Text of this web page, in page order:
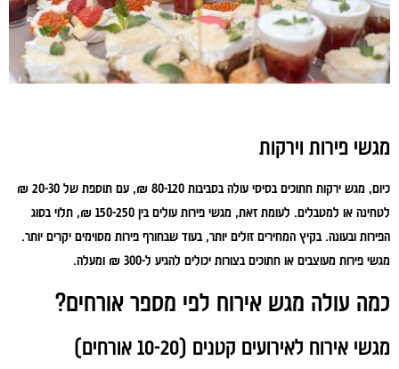
מגשי פירות וירקות
כיום, מגש ירקות חתוכים בסיסי עולה בסביבות 80-120 ₪, עם תוספת של 20-30 ₪
לטחינה או למטבלים. לעומת זאת, מגשי פירות עולים בין 150-250 ₪, תלוי בסוג
הפירות ובעונה. בקיץ המחירים זולים יותר, בעוד שבחורף פירות מסוימים יקרים יותר.
מגשי פירות מעוצבים או חתוכים בצורות יכולים להגיע ל-300 ₪ ומעלה.
כמה עולה מגש אירוח לפי מספר אורחים?
מגשי אירוח לאירועים קטנים (10-20 אורחים)